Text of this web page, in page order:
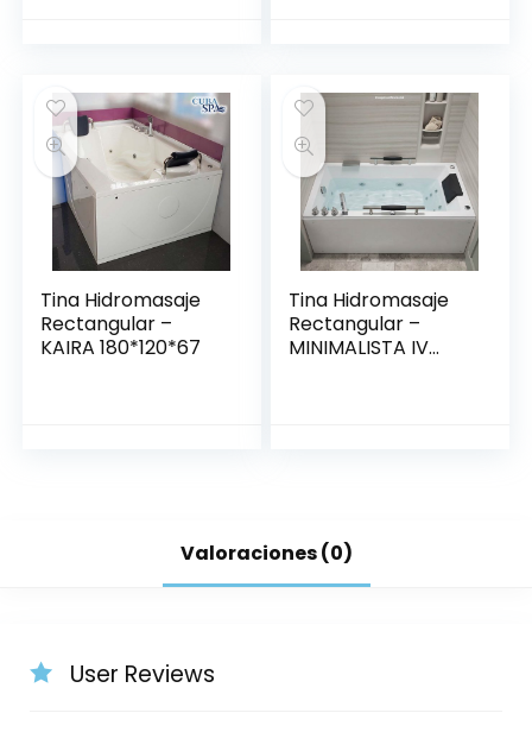
Tina Hidromasaje
Rectangular –
KAIRA 180*120*67
Tina Hidromasaje
Rectangular –
MINIMALISTA IV
Valoraciones (0)
User Reviews